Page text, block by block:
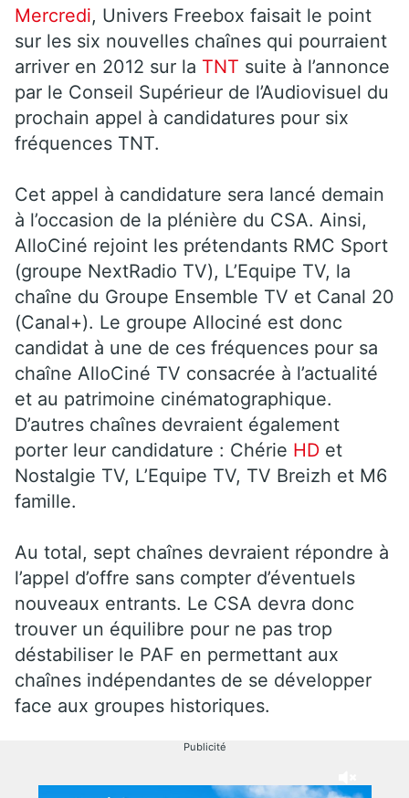
Mercredi, Univers Freebox faisait le point
sur les six nouvelles chaînes qui pourraient
arriver en 2012 sur la TNT suite à l’annonce
par le Conseil Supérieur de l’Audiovisuel du
prochain appel à candidatures pour six
fréquences TNT.
Cet appel à candidature sera lancé demain
à l’occasion de la plénière du CSA. Ainsi,
AlloCiné rejoint les prétendants RMC Sport
(groupe NextRadio TV), L’Equipe TV, la
chaîne du Groupe Ensemble TV et Canal 20
(Canal+). Le groupe Allociné est donc
candidat à une de ces fréquences pour sa
chaîne AlloCiné TV consacrée à l’actualité
et au patrimoine cinématographique.
D’autres chaînes devraient également
porter leur candidature : Chérie HD et
Nostalgie TV, L’Equipe TV, TV Breizh et M6
famille.
Au total, sept chaînes devraient répondre à
l’appel d’offre sans compter d’éventuels
nouveaux entrants. Le CSA devra donc
trouver un équilibre pour ne pas trop
déstabiliser le PAF en permettant aux
chaînes indépendantes de se développer
face aux groupes historiques.
Publicité